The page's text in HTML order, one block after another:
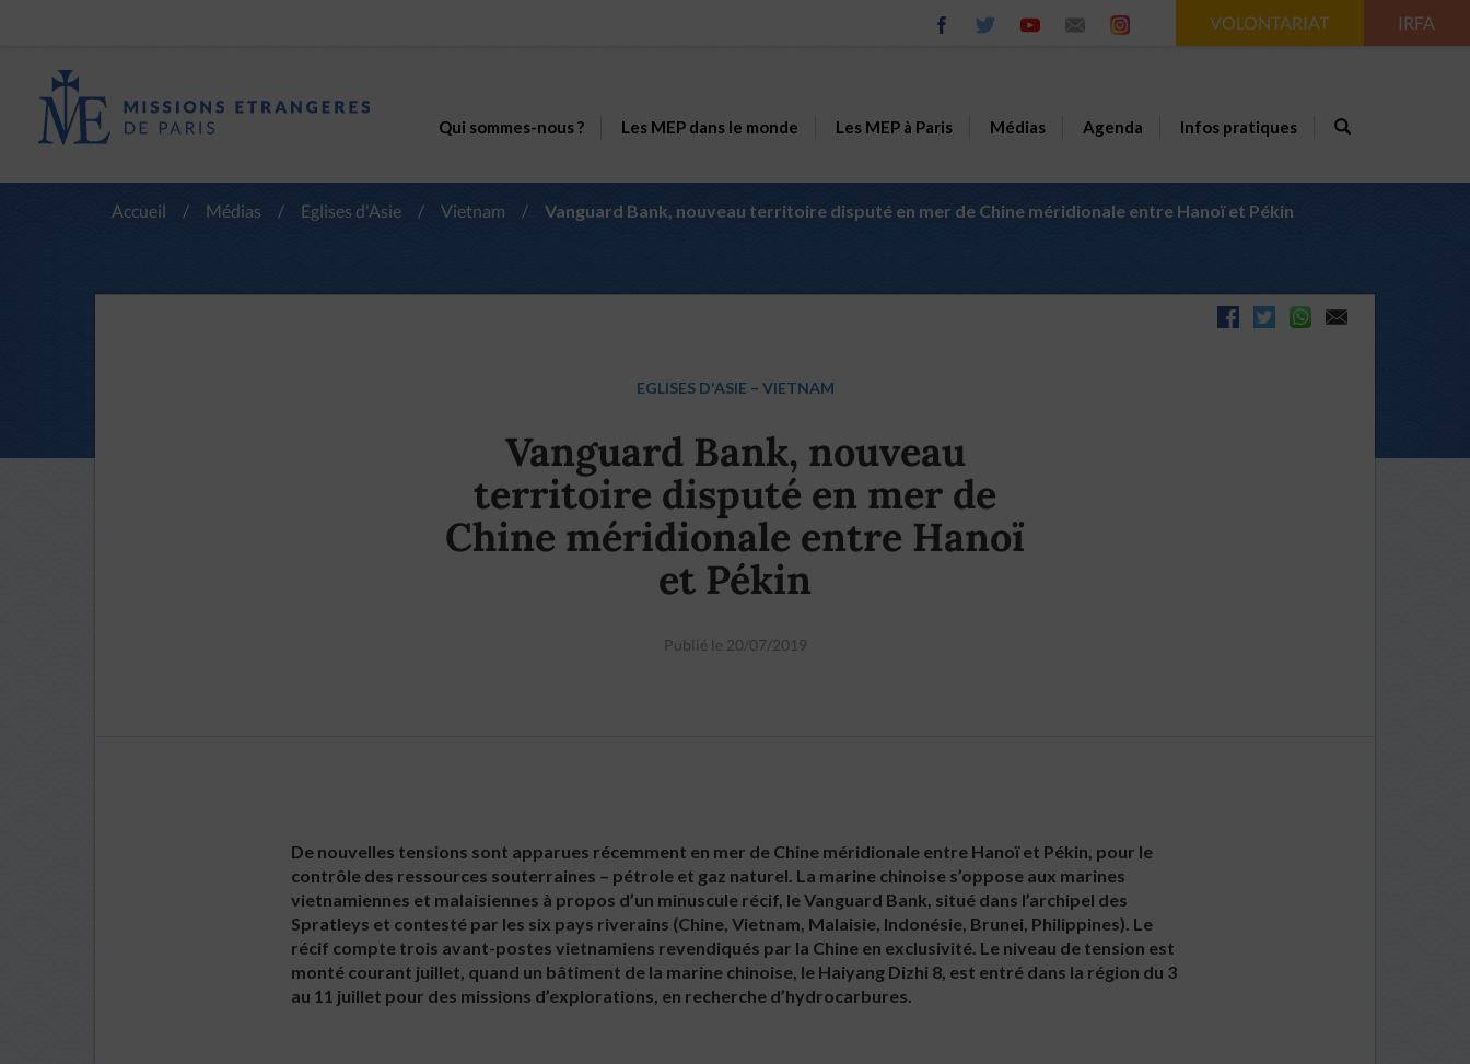
VOLONTARIAT IRFA
Qui sommes-nous ? Les MEP dans le monde Les MEP à Paris Médias Agenda Infos pratiques
Accueil / Médias / Eglises d'Asie / Vietnam / Vanguard Bank, nouveau territoire disputé en mer de Chine méridionale entre Hanoï et Pékin
EGLISES D'ASIE – VIETNAM
Vanguard Bank, nouveau
territoire disputé en mer de
Chine méridionale entre Hanoï
et Pékin
Publié le 20/07/2019
De nouvelles tensions sont apparues récemment en mer de Chine méridionale entre Hanoï et Pékin, pour le
contrôle des ressources souterraines – pétrole et gaz naturel. La marine chinoise s’oppose aux marines
vietnamiennes et malaisiennes à propos d’un minuscule récif, le Vanguard Bank, situé dans l’archipel des
Spratleys et contesté par les six pays riverains (Chine, Vietnam, Malaisie, Indonésie, Brunei, Philippines). Le
récif compte trois avant-postes vietnamiens revendiqués par la Chine en exclusivité. Le niveau de tension est
monté courant juillet, quand un bâtiment de la marine chinoise, le Haiyang Dizhi 8, est entré dans la région du 3
au 11 juillet pour des missions d’explorations, en recherche d’hydrocarbures.